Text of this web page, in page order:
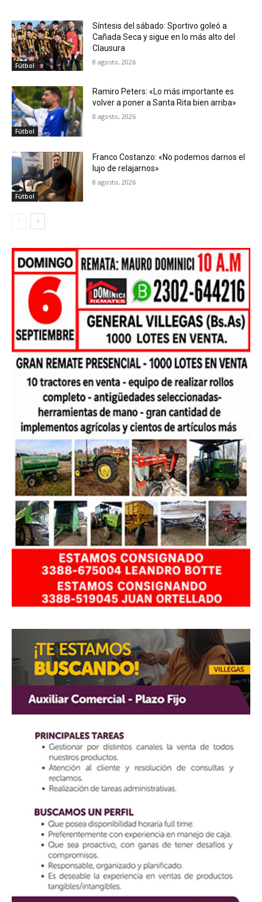
Fútbol
Síntesis del sábado: Sportivo goleó a
Cañada Seca y sigue en lo más alto del
Clausura
8 agosto, 2026
Fútbol
Ramiro Peters: «Lo más importante es
volver a poner a Santa Rita bien arriba»
8 agosto, 2026
Fútbol
Franco Costanzo: «No podemos darnos el
lujo de relajarnos»
8 agosto, 2026